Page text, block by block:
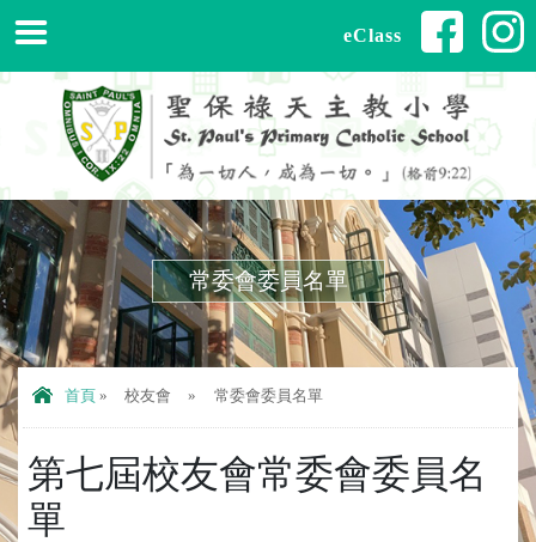
eClass
常委會委員名單
首頁 » 校友會 » 常委會委員名單
第七屆校友會常委會委員名
單